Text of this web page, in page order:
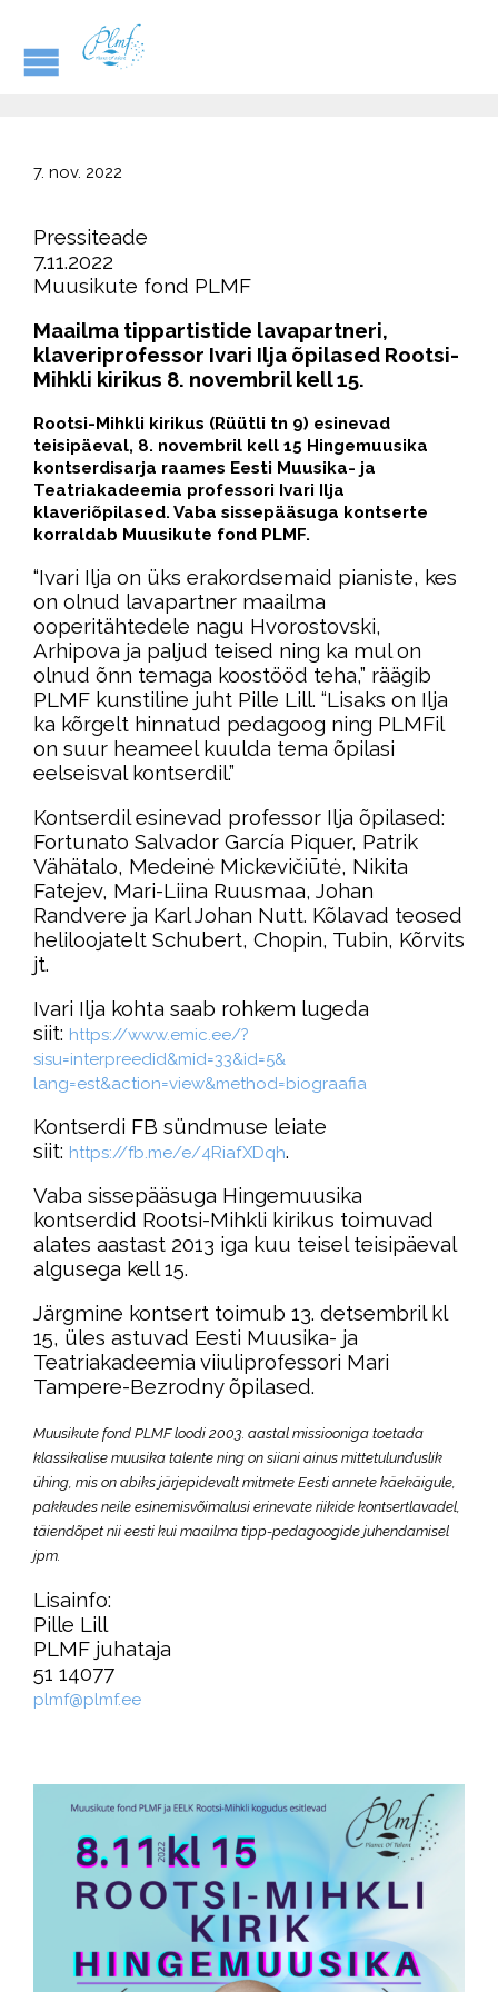
7. nov. 2022
Pressiteade
7.11.2022
Muusikute fond PLMF
Maailma tippartistide lavapartneri,
klaveriprofessor Ivari Ilja õpilased Rootsi-
Mihkli kirikus 8. novembril kell 15.
Rootsi-Mihkli kirikus (Rüütli tn 9) esinevad
teisipäeval, 8. novembril kell 15 Hingemuusika
kontserdisarja raames Eesti Muusika- ja
Teatriakadeemia professori Ivari Ilja
klaveriõpilased. Vaba sissepääsuga kontserte
korraldab Muusikute fond PLMF.
“Ivari Ilja on üks erakordsemaid pianiste, kes
on olnud lavapartner maailma
ooperitähtedele nagu Hvorostovski,
Arhipova ja paljud teised ning ka mul on
olnud õnn temaga koostööd teha,” räägib
PLMF kunstiline juht Pille Lill. “Lisaks on Ilja
ka kõrgelt hinnatud pedagoog ning PLMFil
on suur heameel kuulda tema õpilasi
eelseisval kontserdil.”
Kontserdil esinevad professor Ilja õpilased:
Fortunato Salvador García Piquer, Patrik
Vähätalo, Medeinė Mickevičiūtė, Nikita
Fatejev, Mari-Liina Ruusmaa, Johan
Randvere ja Karl Johan Nutt. Kõlavad teosed
heliloojatelt Schubert, Chopin, Tubin, Kõrvits
jt.
Ivari Ilja kohta saab rohkem lugeda
siit: https://www.emic.ee/?
sisu=interpreedid&mid=33&id=5&
lang=est&action=view&method=biograafia
Kontserdi FB sündmuse leiate
siit: https://fb.me/e/4RiafXDqh.
Vaba sissepääsuga Hingemuusika
kontserdid Rootsi-Mihkli kirikus toimuvad
alates aastast 2013 iga kuu teisel teisipäeval
algusega kell 15.
Järgmine kontsert toimub 13. detsembril kl
15, üles astuvad Eesti Muusika- ja
Teatriakadeemia viiuliprofessori Mari
Tampere-Bezrodny õpilased.
Muusikute fond PLMF loodi 2003. aastal missiooniga toetada
klassikalise muusika talente ning on siiani ainus mittetulunduslik
ühing, mis on abiks järjepidevalt mitmete Eesti annete käekäigule,
pakkudes neile esinemisvõimalusi erinevate riikide kontsertlavadel,
täiendõpet nii eesti kui maailma tipp-pedagoogide juhendamisel
jpm.
Lisainfo:
Pille Lill
PLMF juhataja
51 14077
plmf@plmf.ee